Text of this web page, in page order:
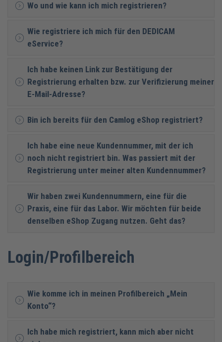
Wo und wie kann ich mich registrieren?
Wie registriere ich mich für den DEDICAM
eService?
Ich habe keinen Link zur Bestätigung der
Registrierung erhalten bzw. zur Verifizierung meiner
E-Mail-Adresse?
Bin ich bereits für den Camlog eShop registriert?
Ich habe eine neue Kundennummer, mit der ich
noch nicht registriert bin. Was passiert mit der
Registrierung unter meiner alten Kundennummer?
Wir haben zwei Kundennummern, eine für die
Praxis, eine für das Labor. Wir möchten für beide
denselben eShop Zugang nutzen. Geht das?
Login/Profilbereich
Wie komme ich in meinen Profilbereich „Mein
Konto“?
Ich habe mich registriert, kann mich aber nicht